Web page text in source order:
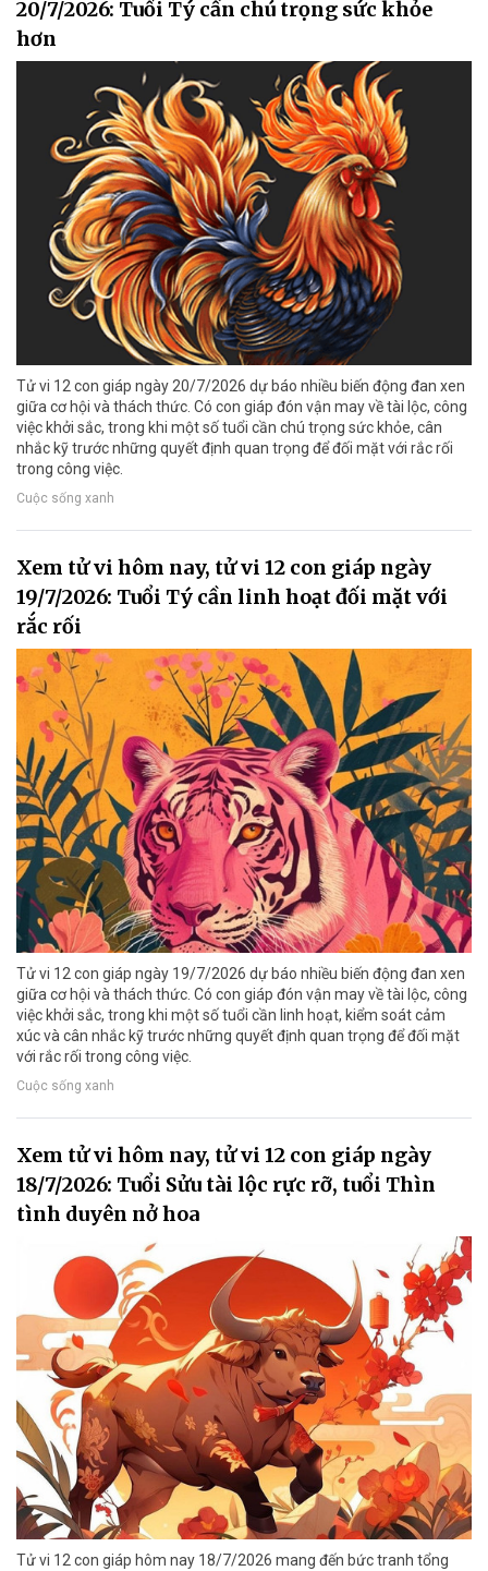
20/7/2026: Tuổi Tý cần chú trọng sức khỏe
hơn
Tử vi 12 con giáp ngày 20/7/2026 dự báo nhiều biến động đan xen
giữa cơ hội và thách thức. Có con giáp đón vận may về tài lộc, công
việc khởi sắc, trong khi một số tuổi cần chú trọng sức khỏe, cân
nhắc kỹ trước những quyết định quan trọng để đối mặt với rắc rối
trong công việc.
Cuộc sống xanh
Xem tử vi hôm nay, tử vi 12 con giáp ngày
19/7/2026: Tuổi Tý cần linh hoạt đối mặt với
rắc rối
Tử vi 12 con giáp ngày 19/7/2026 dự báo nhiều biến động đan xen
giữa cơ hội và thách thức. Có con giáp đón vận may về tài lộc, công
việc khởi sắc, trong khi một số tuổi cần linh hoạt, kiểm soát cảm
xúc và cân nhắc kỹ trước những quyết định quan trọng để đối mặt
với rắc rối trong công việc.
Cuộc sống xanh
Xem tử vi hôm nay, tử vi 12 con giáp ngày
18/7/2026: Tuổi Sửu tài lộc rực rỡ, tuổi Thìn
tình duyên nở hoa
Tử vi 12 con giáp hôm nay 18/7/2026 mang đến bức tranh tổng